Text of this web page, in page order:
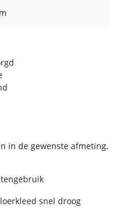
in de gewenste afmeting.
snel droog